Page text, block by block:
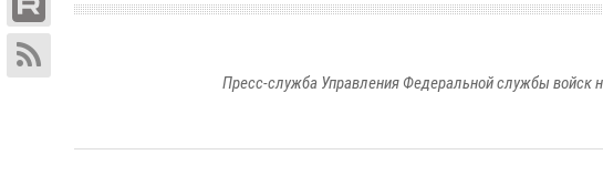
Пресс-служба Управления Федеральной службы войск